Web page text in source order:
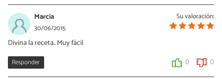
08/02/2016
Hola Gisel debes añadir un poco de mantequillaa la placa de
horno para que estos no se peguen, un saludo.
Su valoración:
Marcia
30/06/2015
Divina la receta.. Muy fácil
Responder 0 0